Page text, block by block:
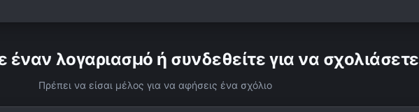
έναν λογαριασμό ή συνδεθείτε για να σχολιάσετε
Πρέπει να είσαι μέλος για να αφήσεις ένα σχόλιο